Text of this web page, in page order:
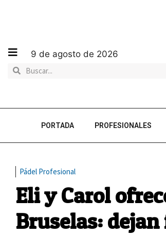
9 de agosto de 2026
PORTADA PROFESIONALES
Pádel Profesional
Eli y Carol
Bruselas: